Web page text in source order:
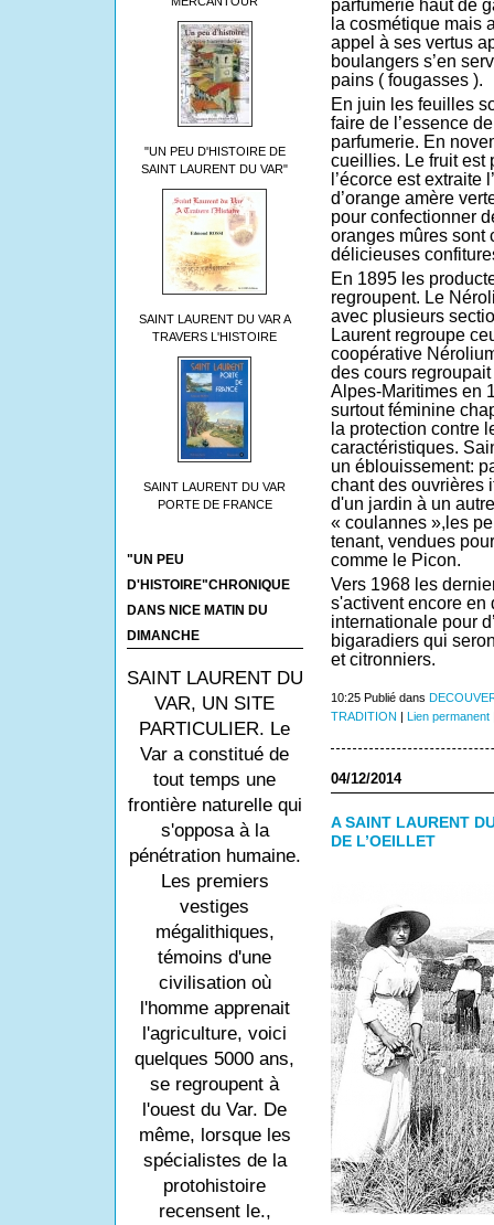
"UN PEU D'HISTOIRE DE
SAINT LAURENT DU VAR"
SAINT LAURENT DU VAR A
TRAVERS L'HISTOIRE
SAINT LAURENT DU VAR
PORTE DE FRANCE
"UN PEU
D'HISTOIRE"CHRONIQUE
DANS NICE MATIN DU
DIMANCHE
SAINT LAURENT DU
VAR, UN SITE
PARTICULIER. Le
Var a constitué de
tout temps une
frontière naturelle qui
s'opposa à la
pénétration humaine.
Les premiers
vestiges
mégalithiques,
témoins d'une
civilisation où
l'homme apprenait
l'agriculture, voici
quelques 5000 ans,
se regroupent à
l'ouest du Var. De
même, lorsque les
spécialistes de la
protohistoire
recensent le.,
parfumerie haut de
la cosmétique mais
appel à ses vertus
boulangers s’en
pains ( fougasses ).
En juin les feuilles
faire de l’essence
parfumerie. En
cueillies. Le fruit est
l’écorce est extraite
d’orange amère
pour confectionner
oranges mûres sont
délicieuses
En 1895 les
regroupent. Le
avec plusieurs
Laurent regroupe
coopérative
des cours
Alpes-Maritimes en
surtout féminine
la protection contre
caractéristiques.
un éblouissement:
chant des ouvrières
d'un jardin à un
« coulannes »,les
tenant, vendues
comme le Picon.
Vers1968 les
s'activent encore en
internationale pour
bigaradiers qui
et citronniers.
10:25 Publié dans
TRADITION | Lien permanent
04/12/2014
A SAINT LAURENT
DE L’OEILLET